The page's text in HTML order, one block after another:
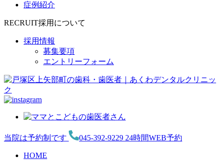
症例紹介
RECRUIT採用について
採用情報
募集要項
エントリーフォーム
当院は予約制です 045-392-9229 24時間WEB予約
HOME